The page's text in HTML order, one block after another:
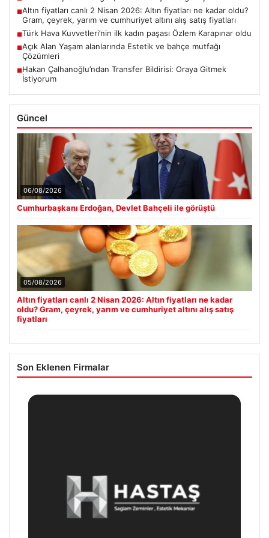
■Altın fiyatları canlı 2 Nisan 2026: Altın fiyatları ne kadar oldu?
Gram, çeyrek, yarım ve cumhuriyet altını alış satış fiyatları
■Türk Hava Kuvvetleri’nin ilk kadın paşası Özlem Karapınar oldu
■Açık Alan Yaşam alanlarında Estetik ve bahçe mutfağı
Çözümleri
■Hakan Çalhanoğlu’ndan Transfer Bildirisi: Oraya Gitmek
İstiyorum
Güncel
06/08/2026
Cumhurbaşkanı Erdoğan, Devlet Bahçeli ile görüştü
05/08/2026
Altın fiyatları canlı 2 Nisan 2026: Altın fiyatları ne kadar
oldu? Gram, çeyrek, yarım ve cumhuriyet altını alış satış
fiyatları
Son Eklenen Firmalar